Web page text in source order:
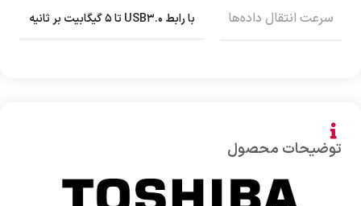
توضیحات محصول
سرعت انتقال داده‌ها با رابط USB۳.۰ تا ۵ گیگابیت بر ثانیه